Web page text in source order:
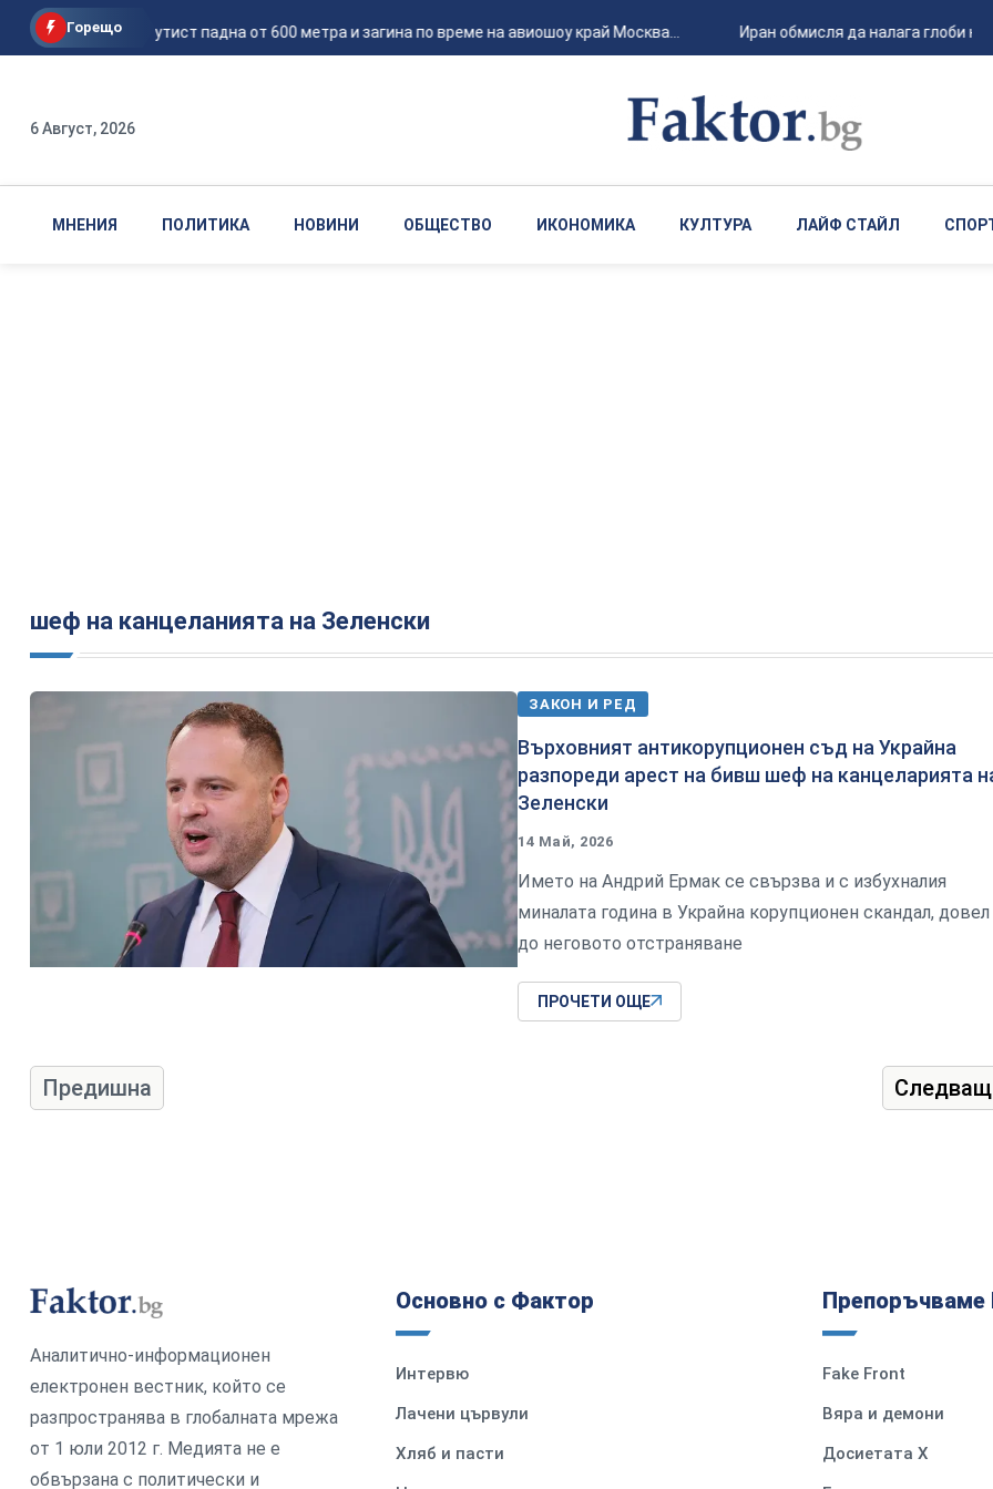
Горещо
Руски парашутист падна от 600 метра и загина по време на авиошоу край Москва... Иран обмисля да налага глоби
6 Август, 2026
МНЕНИЯ ПОЛИТИКА НОВИНИ ОБЩЕСТВО ИКОНОМИКА КУЛТУРА ЛАЙФ СТАЙЛ
шеф на канцеланията на Зеленски
ЗАКОН И РЕД
Върховният антикорупционен съд на Украйна
разпореди арест на бивш шеф на канцеларията
Зеленски
14 Май, 2026
Името на Андрий Ермак се свързва и с избухналия
миналата година в Украйна корупционен скандал, довел
до неговото отстраняване
ПРОЧЕТИ ОЩЕ
Предишна
Аналитично-информационен
електронен вестник, който се
разпространява в глобалната мрежа
от 1 юли 2012 г. Медията не е
обвързана с политически и
Основно с Фактор
Интервю
Лачени цървули
Хляб и пасти
Препоръчваме
Fake Front
Вяра и демони
Досиетата Х